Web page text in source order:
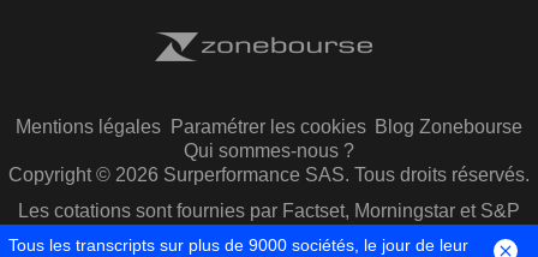
Mentions légales Paramétrer les cookies Blog Zonebourse
Qui sommes-nous ?
Copyright © 2026 Surperformance SAS. Tous droits réservés.
Les cotations sont fournies par Factset, Morningstar et S&P
Capital IQ
Tous les transcripts sur plus de 9000 sociétés, le jour de leur